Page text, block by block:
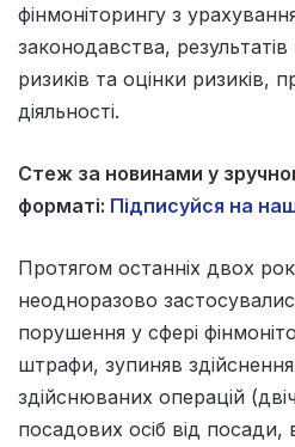
фінмоніторингу з
законодавства, результатів
ризиків та оцінки ризиків,
діяльності.
Стеж за новинами у
форматі: Підписуйся на
Протягом останніх двох
неодноразово
порушення у сфері
штрафи, зупиняв
здійснюваних операцій
посадових осіб від